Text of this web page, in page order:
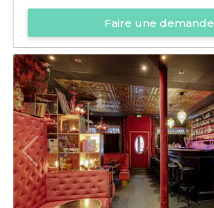
Faire une demande